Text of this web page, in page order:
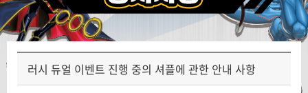
러시 듀얼 이벤트 진행 중의 셔플에 관한 안내 사항